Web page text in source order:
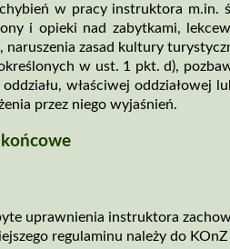
w pracy instruktora m.in.
i opieki nad zabytkami,
naruszenia zasad kultury
w ust. 1 pkt. d),
właściwej oddziałowej
przez niego wyjaśnień.
uprawnienia instruktora
regulaminu należy do